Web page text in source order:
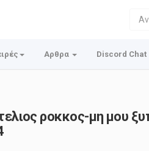
Αρθρα Discord Chat
ροκκος-μη μου